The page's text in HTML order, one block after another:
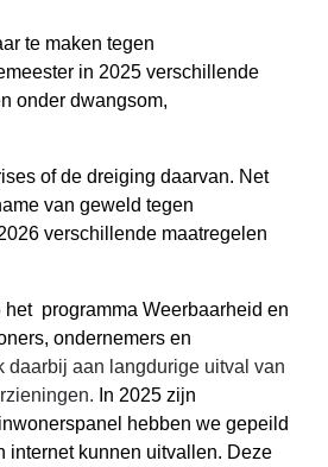
te maken tegen
in 2025 verschillende
onder dwangsom,
of de dreiging daarvan. Net
van geweld tegen
verschillende maatregelen
het programma Weerbaarheid en
ondernemers en
daarbij aan langdurige uitval van
In 2025 zijn
hebben we gepeild
internet kunnen uitvallen. Deze